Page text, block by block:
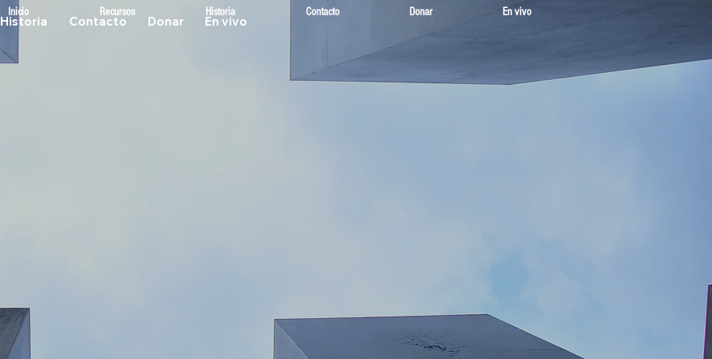
Historia Contacto Donar En vivo
Inicio Recursos Historia Contacto Donar En vivo